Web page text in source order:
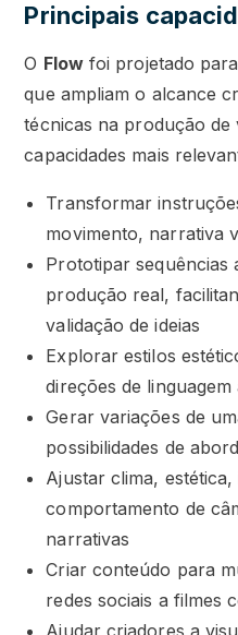
Principais
O Flowfoi projetado
que ampliam o alcance
técnicas na produção de
capacidades mais
Transformar
movimento, narrativa
Prototipar sequências
produção real,
validação de ideias
Explorar estilos
direções de linguagem
Gerar variações de
possibilidades de
Ajustar clima,
comportamento de
narrativas
Criar conteúdo para
redes sociais a filmes